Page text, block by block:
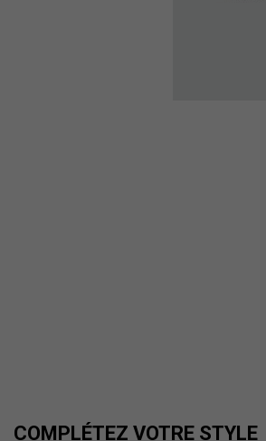
COMPLÉTEZ VOTRE STYLE